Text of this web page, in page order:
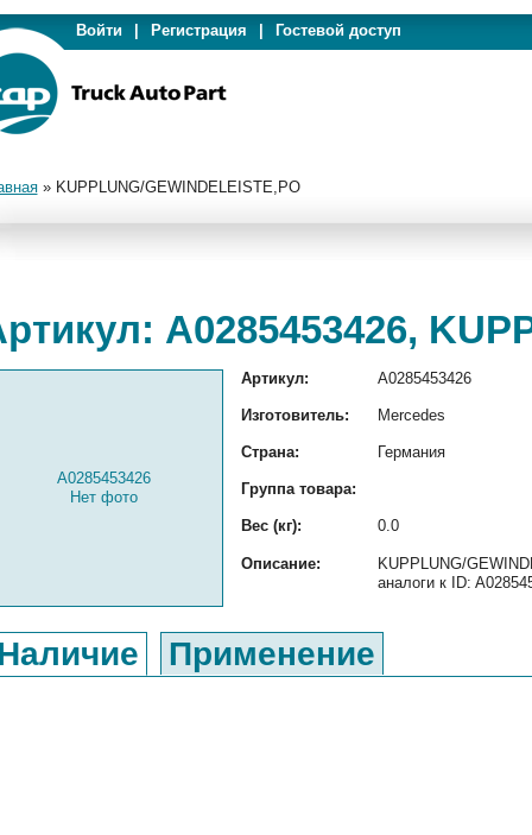
Войти Регистрация Гостевой доступ
» KUPPLUNG/GEWINDELEISTE,PO
A0285453426,
A0285453426
Нет фото
Артикул: A0285453426
Изготовитель: Mercedes
Страна: Германия
Группа товара:
Вес (кг): 0.0
Описание:
KUPPLUNG/
аналоги к ID:
Применение